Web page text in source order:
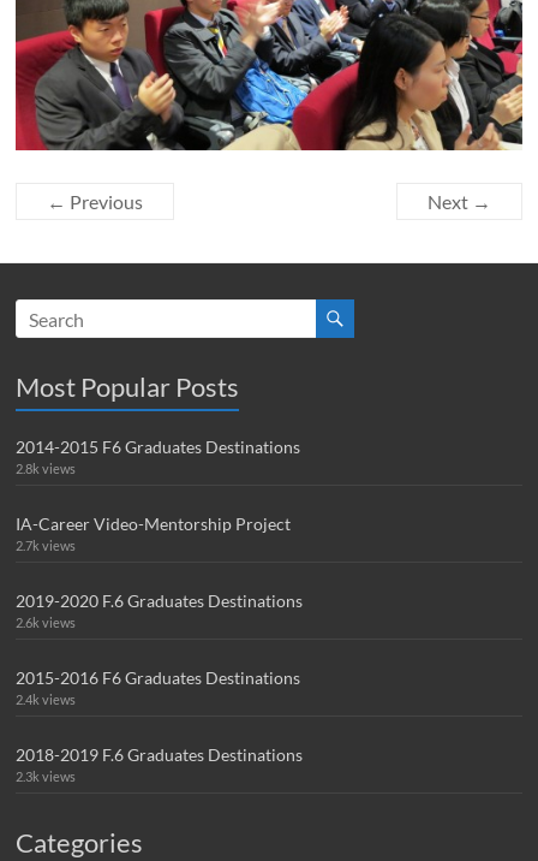
← Previous Next →
Most Popular Posts
2014-2015 F6 Graduates Destinations
2.8k views
IA-Career Video-Mentorship Project
2.7k views
2019-2020 F.6 Graduates Destinations
2.6k views
2015-2016 F6 Graduates Destinations
2.4k views
2018-2019 F.6 Graduates Destinations
2.3k views
Categories